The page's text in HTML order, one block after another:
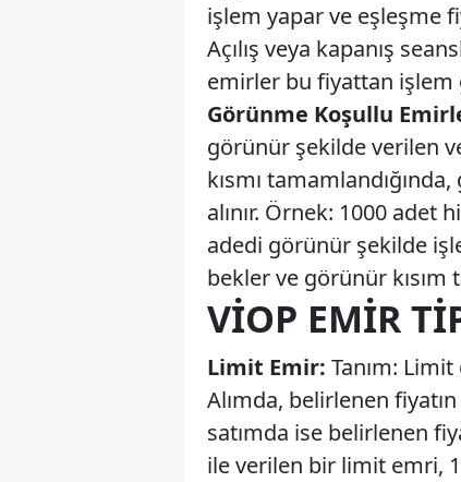
işlem yapar ve eşleşme
Açılış veya kapanış
emirler bu fiyattan işlem
Görünme Koşullu
görünür şekilde verilen
kısmı
alınır. Örnek: 1000 adet
adedi görünür şekilde
bekler ve görünür kısım
VİOP EMIR
Limit Emir: Tanım:
Alımda, belirlenen
satımda ise belirlenen
ile verilen bir limit emri,